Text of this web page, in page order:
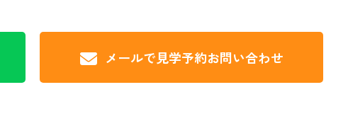
メールで見学予約お問い合わせ